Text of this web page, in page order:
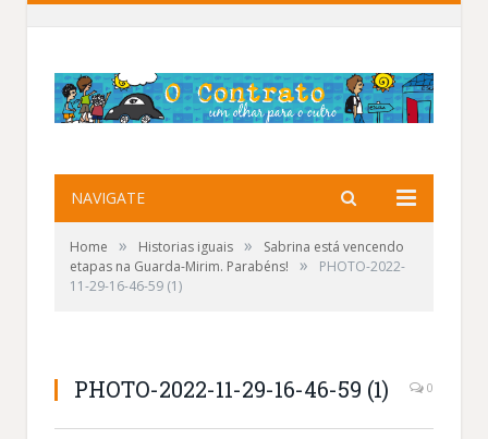
NAVIGATE
Home » Historias iguais »
Sabrina está vencendo
etapas na Guarda-Mirim. Parabéns!
»
PHOTO-2022-
11-29-16-46-59 (1)
PHOTO-2022-11-29-16-46-59 (1) 0